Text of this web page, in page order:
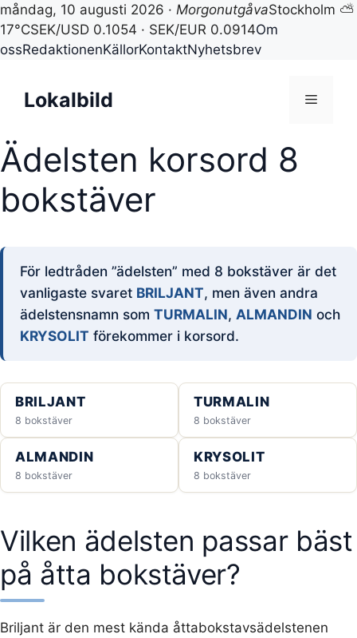
måndag, 10 augusti 2026 · MorgonutgåvaStockholm ⛅
17°CSEK/USD 0.1054 · SEK/EUR 0.0914Om
ossRedaktionenKällorKontaktNyhetsbrev
innehållLokalbild Meny
Ädelsten korsord 8
bokstäver
För ledtråden ”ädelsten” med 8 bokstäver är det
vanligaste svaret BRILJANT, men även andra
ädelstensnamn som TURMALIN, ALMANDIN och
KRYSOLIT förekommer i korsord.
BRILJANT
8 bokstäver
TURMALIN
8 bokstäver
ALMANDIN
8 bokstäver
KRYSOLIT
8 bokstäver
Vilken ädelsten passar bäst
på åtta bokstäver?
Briljant är den mest kända åttabokstavsädelstenen